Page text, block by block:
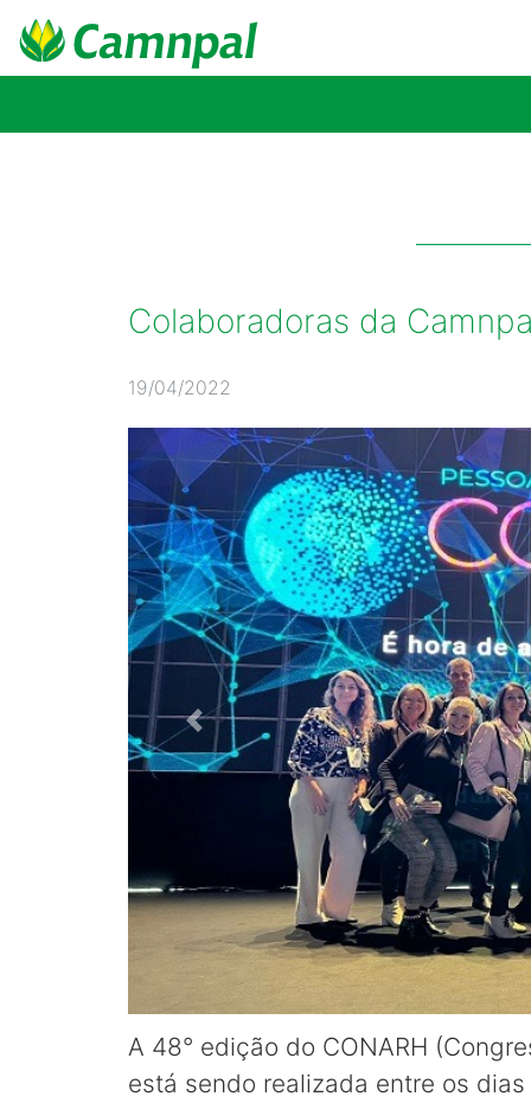
Colaboradoras da
19/04/2022
A 48° edição do CONARH
está sendo realizada entre os